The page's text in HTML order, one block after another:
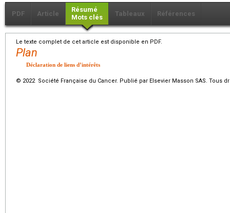
PDF Article
Résumé
Mots clés
Tableaux Références
Le texte complet de cet article est disponible en PDF.
Plan
Déclaration de liens d’intérêts
© 2022 Société Française du Cancer. Publié par Elsevier Masson SAS. Tous